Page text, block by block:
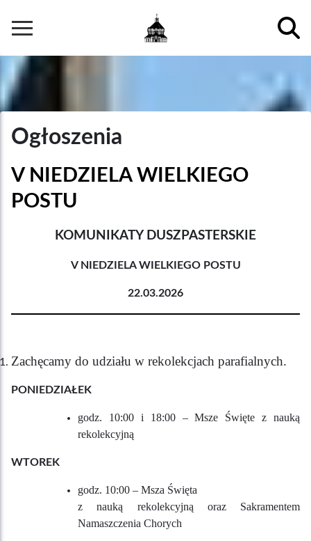
do
treści
Główna
nawigacja
Ogłoszenia
V NIEDZIELA WIELKIEGO
POSTU
KOMUNIKATY DUSZPASTERSKIE
V NIEDZIELA WIELKIEGO POSTU
22.03.2026
Zachęcamy do udziału w rekolekcjach parafialnych.
PONIEDZIAŁEK
godz. 10:00 i 18:00 – Msze Święte z nauką
rekolekcyjną
WTOREK
godz. 10:00 – Msza Święta
z nauką rekolekcyjną oraz Sakramentem
Namaszczenia Chorych